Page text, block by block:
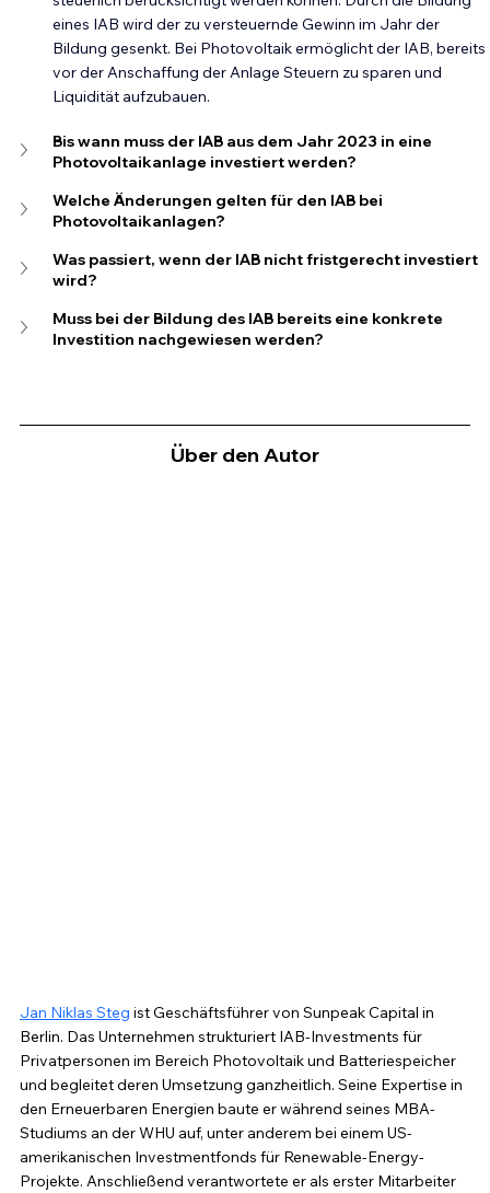
eines IAB wird der zu versteuernde Gewinn im Jahr der
Bildung gesenkt. Bei Photovoltaik ermöglicht der IAB, bereits
vor der Anschaffung der Anlage Steuern zu sparen und
Liquidität aufzubauen.
Bis wann muss der IAB aus dem Jahr 2023 in eine
Photovoltaikanlage investiert werden?
Welche Änderungen gelten für den IAB bei
Photovoltaikanlagen?
Was passiert, wenn der IAB nicht fristgerecht investiert
wird?
Muss bei der Bildung des IAB bereits eine konkrete
Investition nachgewiesen werden?
Über den Autor
Jan Niklas Steg ist Geschäftsführer von Sunpeak Capital in
Berlin. Das Unternehmen strukturiert IAB-Investments für
Privatpersonen im Bereich Photovoltaik und Batteriespeicher
und begleitet deren Umsetzung ganzheitlich. Seine Expertise in
den Erneuerbaren Energien baute er während seines MBA-
Studiums an der WHU auf, unter anderem bei einem US-
amerikanischen Investmentfonds für Renewable-Energy-
Projekte. Anschließend verantwortete er als erster Mitarbeiter